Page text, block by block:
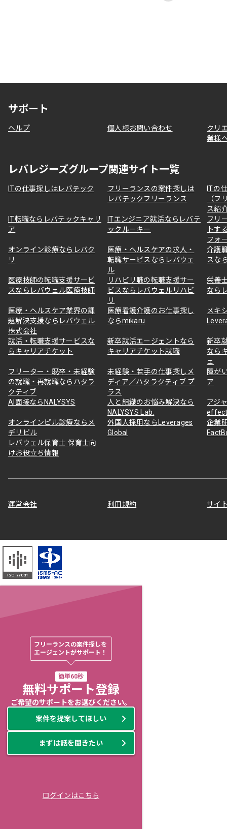
サポート
ヘルプ 個人様お問い合わせ
クリ
業様
レバレジーズグループ関連サイト一覧
ITの仕事探しはレバテック
フリーランスの案件探しは
レバテックフリーランス
ITの
（フ
ス紹
IT転職ならレバテックキャリ
ア
ITエンジニア就活ならレバテ
ックルーキー
フリ
トす
フォ
オンライン診療ならレバク
リ
医療・ヘルスケアの求人・
転職サービスならレバウェ
ル
介護
スな
医療技師の転職支援サービ
スならレバウェル医療技師
リハビリ職の転職支援サー
ビスならレバウェルリハビ
リ
栄養
なら
医療・ヘルスケア業界の課
題解決支援ならレバウェル
株式会社
医療看護介護のお仕事探し
ならmikaru
メキ
就活・転職支援サービスな
らキャリアチケット
新卒就活エージェントなら
キャリアチケット就職
新卒
なら
ェ
フリーター・既卒・未経験
の就職・再就職ならハタラ
クティブ
未経験・若手の仕事探しメ
ディア／ハタラクティブ プ
ラス
障が
ア
AI面接ならNALYSYS
人と組織のお悩み解決なら
NALYSYS Lab.
アジ
オンラインピル診療ならメ
デリピル
外国人採用ならLeverages
Global
企業
レバウェル保育士 保育士向
けお役立ち情報
運営会社 利用規約 サイ
フリーランスの案件探しを
エージェントがサポート！
簡単60秒
無料サポート登録
ご希望のサポートをお選びください。
案件を提案してほしい
まずは話を聞きたい
ログインはこちら